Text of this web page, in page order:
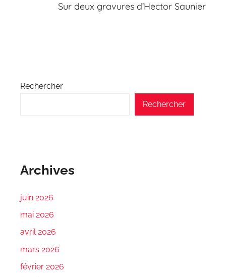
Sur deux gravures d’Hector Saunier
Rechercher
Rechercher
Archives
juin 2026
mai 2026
avril 2026
mars 2026
février 2026